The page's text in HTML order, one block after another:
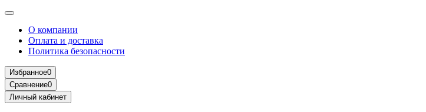
О компании
Оплата и доставка
Политика безопасности
Избранное0
Сравнение0
Личный кабинет